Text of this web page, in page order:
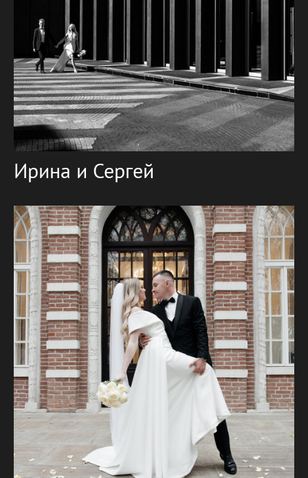
Ирина и Сергей